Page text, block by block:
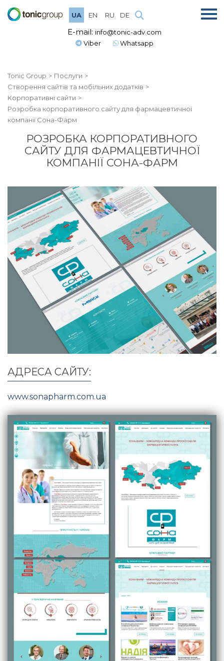
UA EN RU DE
E-mail: info@tonic-adv.com
Viber
Whatsapp
Tonic Group
Послуги
Створення сайтів та мобільних додатків
Корпоративні сайти
Розробка корпоративного сайту для фармацевтичної
компанії Сона-Фарм
РОЗРОБКА КОРПОРАТИВНОГО
САЙТУ ДЛЯ ФАРМАЦЕВТИЧНОЇ
КОМПАНІЇ СОНА-ФАРМ
АДРЕСА САЙТУ:
www.sonapharm.com.ua